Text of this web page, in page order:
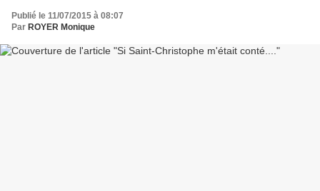
Publié le 11/07/2015 à 08:07
Par ROYER Monique